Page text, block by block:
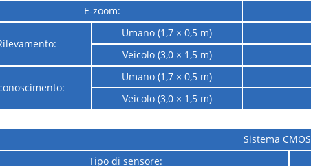
E-zoom:
Umano (1,7 × 0,5 m)
Veicolo (3,0 × 1,5 m)
Umano (1,7 × 0,5 m)
Veicolo (3,0 × 1,5 m)
Sistema CMOS
Tipo di sensore: